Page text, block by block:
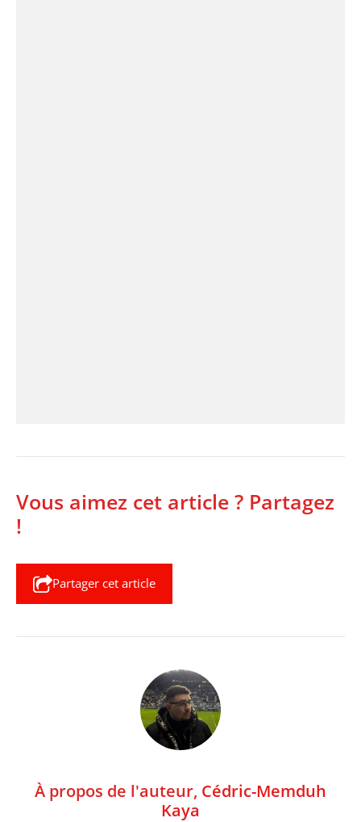
Vous aimez cet article ? Partagez
!
Partager cet article
À propos de l'auteur, Cédric-Memduh
Kaya